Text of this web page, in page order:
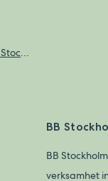
Hållbarhetspolicy BB Stockholm
BB
BB
verksamhet